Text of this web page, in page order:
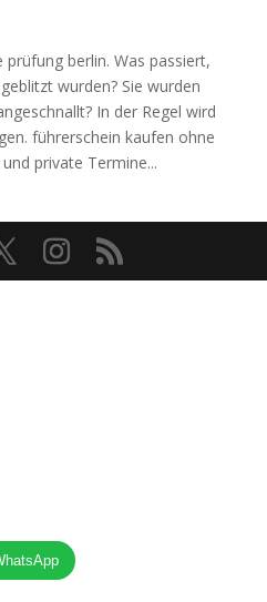
berlin. Was passiert,
wurden? Sie wurden
In der Regel wird
führerschein kaufen ohne
private Termine...